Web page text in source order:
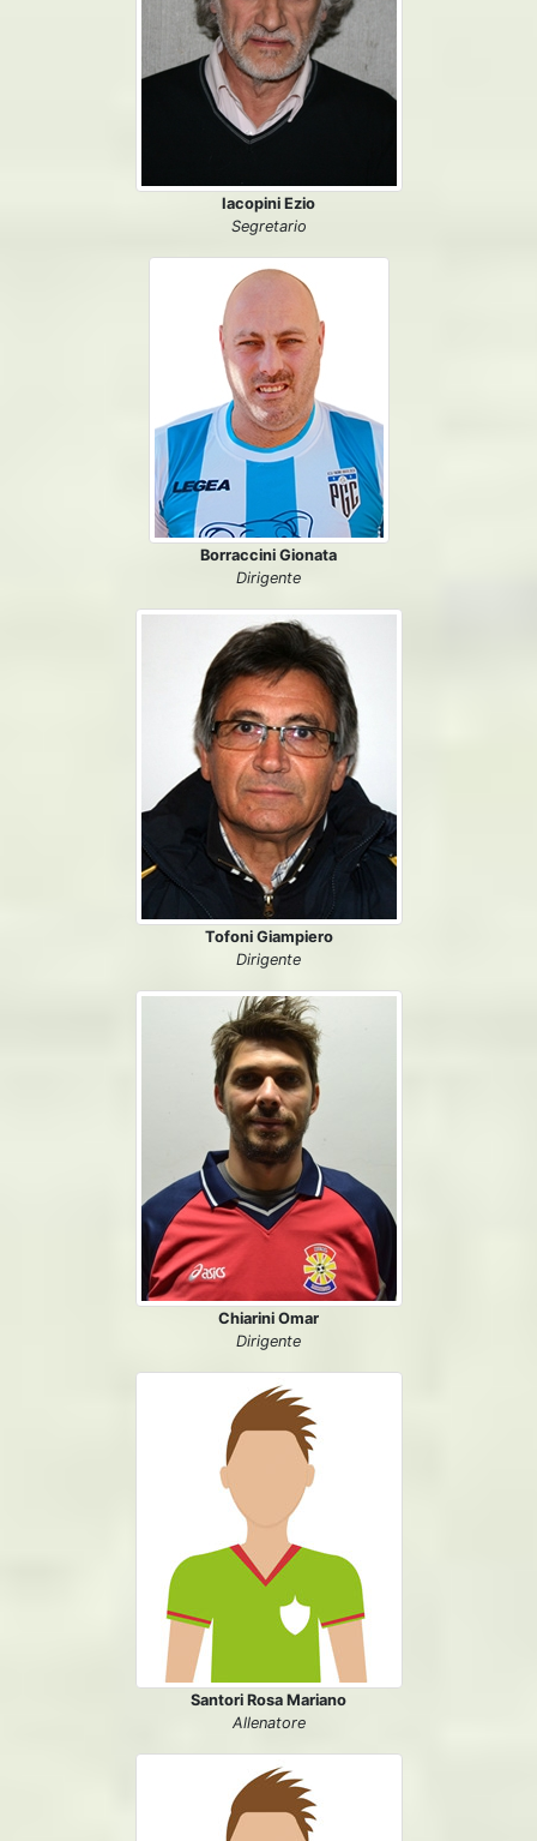
Iacopini Ezio
Segretario
Borraccini Gionata
Dirigente
Tofoni Giampiero
Dirigente
Chiarini Omar
Dirigente
Santori Rosa Mariano
Allenatore